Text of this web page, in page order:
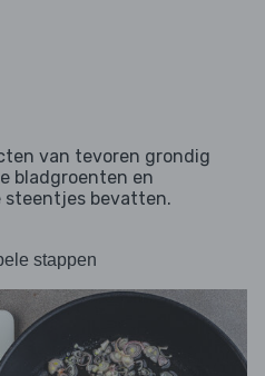
van tevoren grondig
bladgroenten en
steentjes bevatten.
stappen